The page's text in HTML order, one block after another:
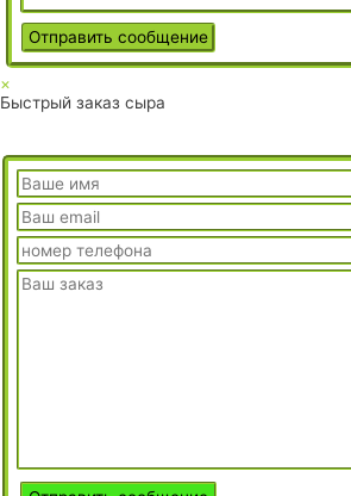
×
Быстрый заказ сыра